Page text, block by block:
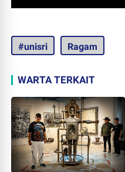
#unisri Ragam
WARTA TERKAIT